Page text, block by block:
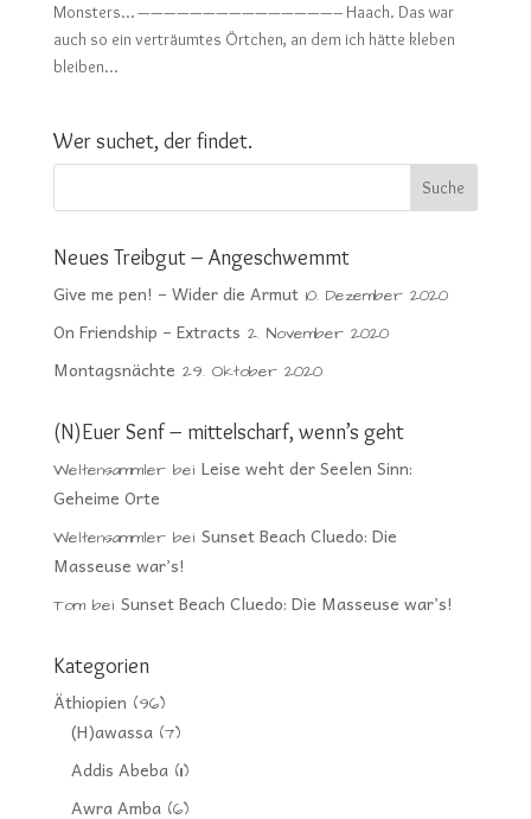
Monsters… ———————————————– Haach. Das war
auch so ein verträumtes Örtchen, an dem ich hätte kleben
bleiben...
Wer suchet, der findet.
Neues Treibgut – Angeschwemmt
Give me pen! – Wider die Armut 10. Dezember 2020
On Friendship – Extracts 2. November 2020
Montagsnächte 29. Oktober 2020
(N)Euer Senf – mittelscharf, wenn’s geht
Weltensammlerbei Leise weht der Seelen Sinn:
Geheime Orte
Weltensammlerbei Sunset Beach Cluedo: Die
Masseuse war’s!
Tombei Sunset Beach Cluedo: Die Masseuse war’s!
Kategorien
Äthiopien (96)
(H)awassa(7)
Addis Abeba(11)
Awra Amba(6)